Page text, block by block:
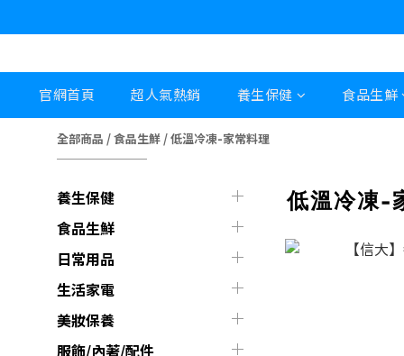
官網首頁 超人氣熱銷 養生保健 食品生鮮
全部商品 /食品生鮮 /低溫冷凍-家常料理
養生保健
食品生鮮
日常用品
生活家電
美妝保養
服飾/內著/配件
低溫冷凍-